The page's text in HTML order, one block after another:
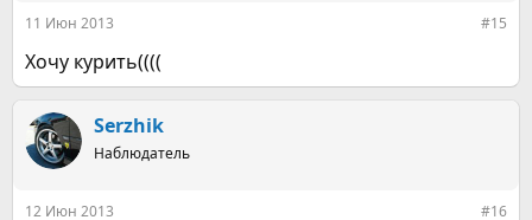
11 Июн 2013 #15
Хочу курить((((
Serzhik
Наблюдатель
12 Июн 2013 #16